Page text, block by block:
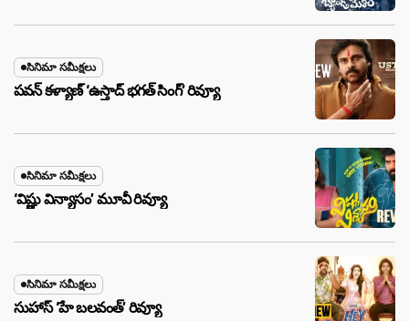
సినిమా సమీక్షలు
పవన్ కళ్యాణ్ ‘ఉస్తాద్ భ‌గ‌త్ సింగ్’ రివ్యూ
సినిమా సమీక్షలు
‘విష్ణు విన్యాసం’ మూవీ రివ్యూ
సినిమా సమీక్షలు
సుహాస్ ‘హే బలవంత్’ రివ్యూ